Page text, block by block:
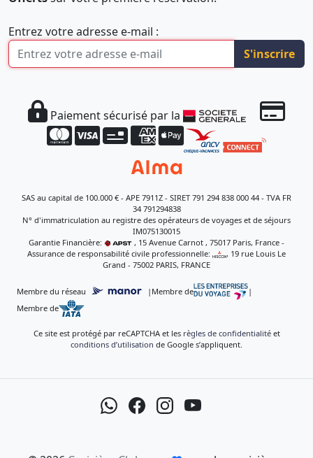
Entrez votre adresse e-mail :
S'inscrire
Paiement sécurisé par la
SAS au capital de 100.000 € - APE 7911Z - SIRET 791 294 838 000 44 - TVA FR
34 791294838
N° d'immatriculation au registre des opérateurs de voyages et de séjours
IM075130015
Garantie Financière:
, 15 Avenue Carnot , 75017 Paris, France -
Assurance de responsabilité civile professionnelle:
, 19 rue Louis Le
Grand - 75002 PARIS, FRANCE
Membre du réseau | Membre de
|
Membre de
Ce site est protégé par reCAPTCHA et les règles de confidentialitéet
conditions d’utilisation de Google s’appliquent.